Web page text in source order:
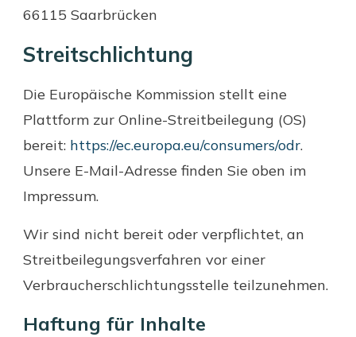
66115 Saarbrücken
Streitschlichtung
Die Europäische Kommission stellt eine
Plattform zur Online-Streitbeilegung (OS)
bereit: https://ec.europa.eu/consumers/odr.
Unsere E-Mail-Adresse finden Sie oben im
Impressum.
Wir sind nicht bereit oder verpflichtet, an
Streitbeilegungsverfahren vor einer
Verbraucherschlichtungsstelle teilzunehmen.
Haftung für Inhalte